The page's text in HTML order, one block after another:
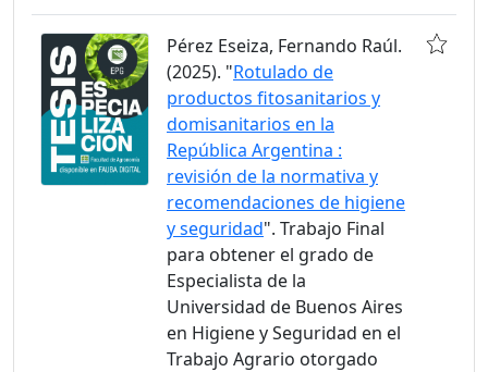
Pérez Eseiza, Fernando Raúl.
(2025). "Rotulado de
productos fitosanitarios y
domisanitarios en la
República Argentina :
revisión de la normativa y
recomendaciones de higiene
y seguridad". Trabajo Final
para obtener el grado de
Especialista de la
Universidad de Buenos Aires
en Higiene y Seguridad en el
Trabajo Agrario otorgado